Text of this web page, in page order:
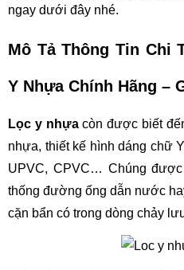
ngay dưới đây nhé.
Mô Tả Thông Tin Chi
Y Nhựa Chính Hãng –
Lọc y nhựa còn được biết
nhựa, thiết kế hình dáng chữ
UPVC, CPVC… Chúng
thống đường ống dẫn nước
cặn bẩn có trong dòng chảy